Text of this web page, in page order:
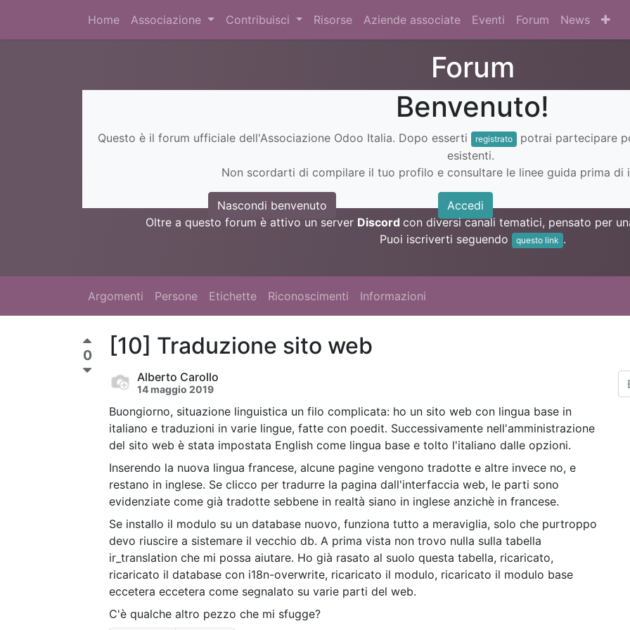
Home Associazione Contribuisci Risorse Aziende associate Eventi Forum News
Forum
Benvenuto!
Questo è il forum ufficiale dell'Associazione Odoo Italia. Dopo esserti registrato
potrai partecipare
esistenti.
Non scordarti di compilare il tuo profilo e consultare le linee guida prima di
Nascondi benvenuto Accedi
Oltre a questo forum è attivo un server Discord con diversi canali tematici, pensato per
Puoi iscriverti seguendo
questo link .
Argomenti Persone Etichette Riconoscimenti Informazioni
0 [10] Traduzione sito web
Alberto Carollo
14 maggio 2019
Buongiorno, situazione linguistica un filo complicata: ho un sito web con lingua base in
italiano e traduzioni in varie lingue, fatte con poedit. Successivamente nell'amministrazione
del sito web è stata impostata English come lingua base e tolto l'italiano dalle opzioni.
Inserendo la nuova lingua francese, alcune pagine vengono tradotte e altre invece no, e
restano in inglese. Se clicco per tradurre la pagina dall'interfaccia web, le parti sono
evidenziate come già tradotte sebbene in realtà siano in inglese anzichè in francese.
Se installo il modulo su un database nuovo, funziona tutto a meraviglia, solo che purtroppo
devo riuscire a sistemare il vecchio db. A prima vista non trovo nulla sulla tabella
ir_translation che mi possa aiutare. Ho già rasato al suolo questa tabella, ricaricato,
ricaricato il database con i18n-overwrite, ricaricato il modulo, ricaricato il modulo base
eccetera eccetera come segnalato su varie parti del web.
C'è qualche altro pezzo che mi sfugge?